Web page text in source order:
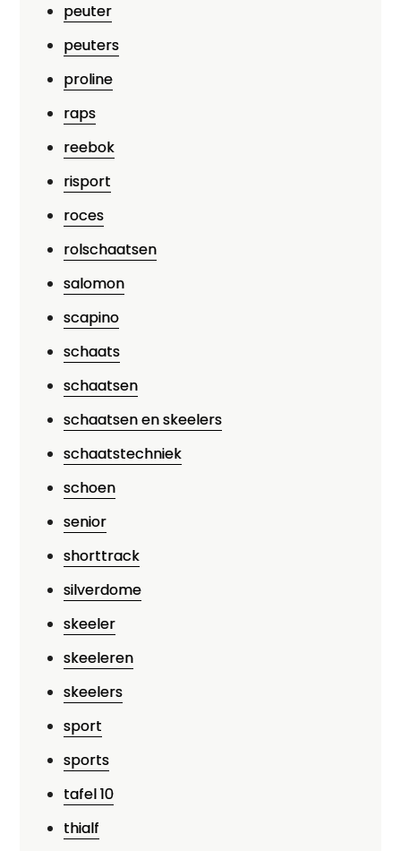
peuter
peuters
proline
raps
reebok
risport
roces
rolschaatsen
salomon
scapino
schaats
schaatsen
schaatsen en skeelers
schaatstechniek
schoen
senior
shorttrack
silverdome
skeeler
skeeleren
skeelers
sport
sports
tafel 10
thialf